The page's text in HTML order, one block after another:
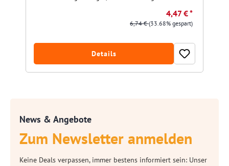
4,47 € *
6,74 €(33.68% gespart)
Details
News & Angebote
Zum Newsletter anmelden
Keine Deals verpassen, immer bestens informiert sein: Unser